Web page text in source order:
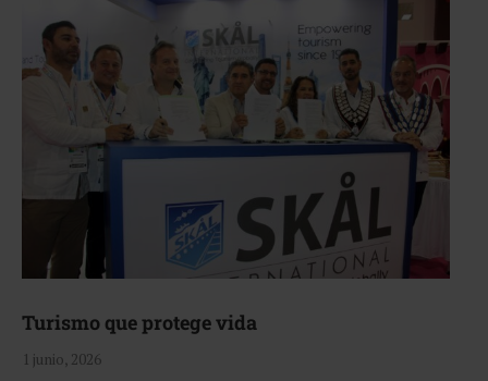
Turismo que protege vida
1 junio, 2026